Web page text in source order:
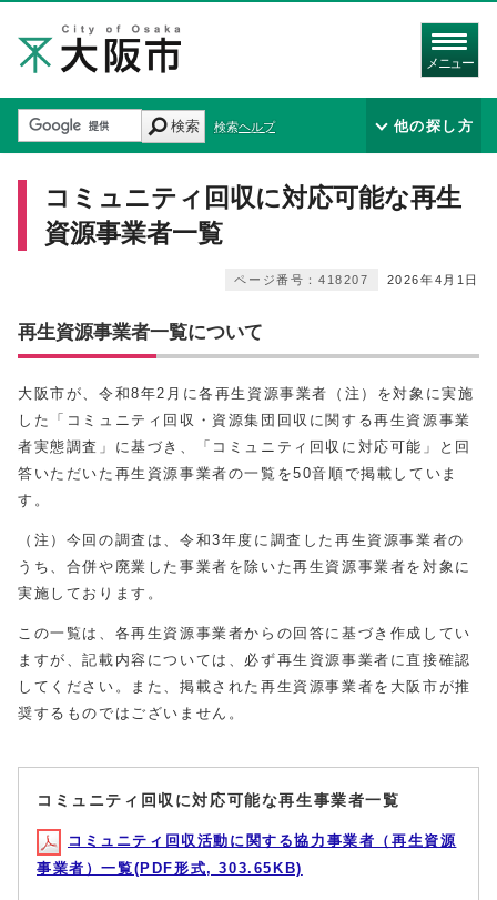
メニュー
検索 検索ヘルプ 他の探し方
コミュニティ回収に対応可能な再生
資源事業者一覧
2026年4月1日
ページ番号：418207
再生資源事業者一覧について
大阪市が、令和8年2月に各再生資源事業者（注）を対象に実施
した「コミュニティ回収・資源集団回収に関する再生資源事業
者実態調査」に基づき、「コミュニティ回収に対応可能」と回
答いただいた再生資源事業者の一覧を50音順で掲載していま
す。
（注）今回の調査は、令和3年度に調査した再生資源事業者の
うち、合併や廃業した事業者を除いた再生資源事業者を対象に
実施しております。
この一覧は、各再生資源事業者からの回答に基づき作成してい
ますが、記載内容については、必ず再生資源事業者に直接確認
してください。また、掲載された再生資源事業者を大阪市が推
奨するものではございません。
コミュニティ回収に対応可能な再生事業者一覧
コミュニティ回収活動に関する協力事業者（再生資源
事業者）一覧(PDF形式, 303.65KB)